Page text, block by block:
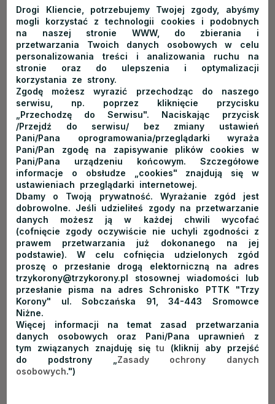
urządzeń – atrakcji wodnych. Są tu jacuzzi, dysze, grzybki,
zjeżdżalnie, wodne place zabaw, urządzenia do kąpieli
perełkowych.
Część basenów dedykowana jest wyłącznie dorosłym
– są
to baseny z barami serwującymi wyśmienite drinki oraz baseny
do relaksu w ciszy, bez hałaśliwych gromad dzieci.
Są także baseny dla dzieci. Najbardziej popularny to Wyspa
Skarbów – wielki basen z wrakiem pirackiego statku, szalonymi
zjeżdżalniami i legwanami w terrarium.
AquaCity Poprad – nie tylko
kąpiele
Oprócz basenów park oferuje możliwość uprawiania sportu na
boiskach do siatkówki, koszykówki, badmintona. Niedaleko
od Parku Wodnego znajduje się boisko do piłki nożnej oraz
stadion zimowy i wielka hala sportowa często wykorzystywana
do organizacji wydarzeń artystycznych, głównie koncertów
muzycznych.
Drogi Kliencie, potrzebujemy Twojej zgody, abyśmy
mogli korzystać z technologii cookies i podobnych
na naszej stronie WWW, do zbierania i
przetwarzania Twoich danych osobowych w celu
personalizowania treści i analizowania ruchu na
stronie oraz do ulepszenia i optymalizacji
korzystania ze strony.
Zgodę możesz wyrazić przechodząc do naszego
serwisu, np. poprzez kliknięcie przycisku
„Przechodzę do Serwisu". Naciskając przycisk
/Przejdź do serwisu/ bez zmiany ustawień
Pani/Pana oprogramowania/przeglądarki wyraża
Pani/Pan zgodę na zapisywanie plików cookies w
Pani/Pana urządzeniu końcowym. Szczegółowe
informacje o obsłudze „cookies" znajdują się w
ustawieniach przeglądarki internetowej.
Dbamy o Twoją prywatność. Wyrażanie zgód jest
dobrowolne. Jeśli udzieliłeś zgody na przetwarzanie
danych możesz ją w każdej chwili wycofać
(cofnięcie zgody oczywiście nie uchyli zgodności z
prawem przetwarzania już dokonanego na jej
podstawie). W celu cofnięcia udzielonych zgód
proszę o przesłanie drogą elektorniczną na adres
trzykorony@trzykorony.pl stosownej wiadomości lub
przesłanie pisma na adres Schronisko PTTK "Trzy
Korony" ul. Sobczańska 91, 34-443 Sromowce
Niżne.
Więcej informacji na temat zasad przetwarzania
danych osobowych oraz Pani/Pana uprawnień z
tym związanych znajduję siętu (kliknij aby przejść
do podstrony „ Zasady ochrony danych
osobowych .")